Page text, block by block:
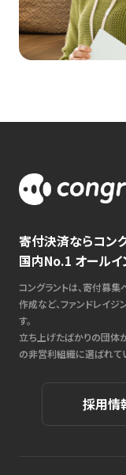
寄付決済ならコン
国内No.1 オールイ
コングラントは、寄付募
作成など、ファンドレイ
す。
立ち上げたばかりの団体
の非営利組織に選ばれて
採用情